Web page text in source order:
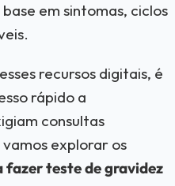
em sintomas, ciclos
recursos digitais, é
rápido a
consultas
explorar os
teste de gravidez